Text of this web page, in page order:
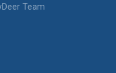
Team